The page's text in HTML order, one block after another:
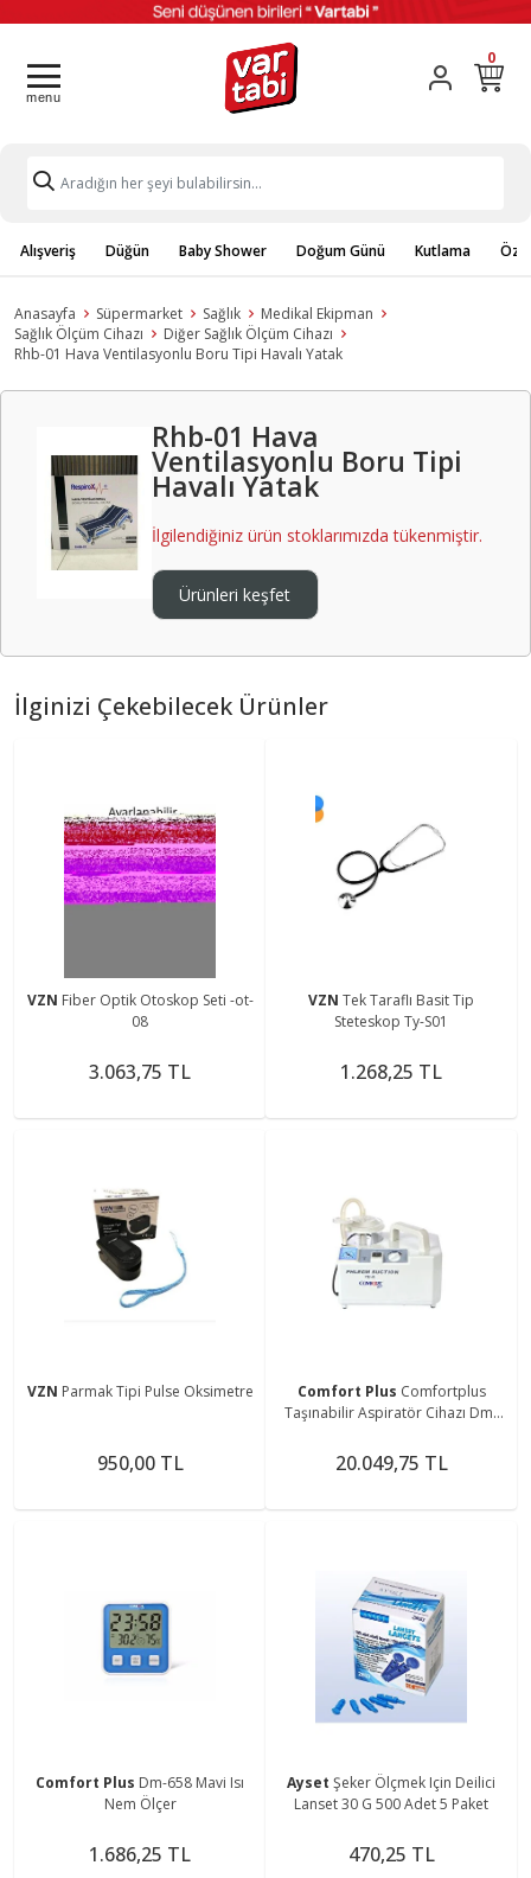
0
Alışveriş Düğün Baby Shower Doğum Günü Kutlama
Anasayfa Süpermarket Sağlık
Medikal Ekipman
Sağlık Ölçüm Cihazı
Diğer Sağlık Ölçüm Cihazı
Rhb-01 Hava Ventilasyonlu Boru Tipi Havalı Yatak
Rhb-01 Hava
Ventilasyonlu Boru Tipi
Havalı Yatak
İlgilendiğiniz ürün stoklarımızda tükenmiştir.
Ürünleri keşfet
İlginizi Çekebilecek Ürünler
VZN Fiber Optik Otoskop Seti -ot-
08
3.063,75 TL
VZN Tek Taraflı Basit Tip
Steteskop Ty-S01
1.268,25 TL
VZN Parmak Tipi Pulse Oksimetre
950,00 TL
Comfort Plus Comfortplus
Taşınabilir Aspiratör Cihazı Dm-
20.049,75 TL
Comfort Plus Dm-658 Mavi Isı
Nem Ölçer
1.686,25 TL
Ayset Şeker Ölçmek Için Deilici
Lanset 30 G 500 Adet 5 Paket
470,25 TL